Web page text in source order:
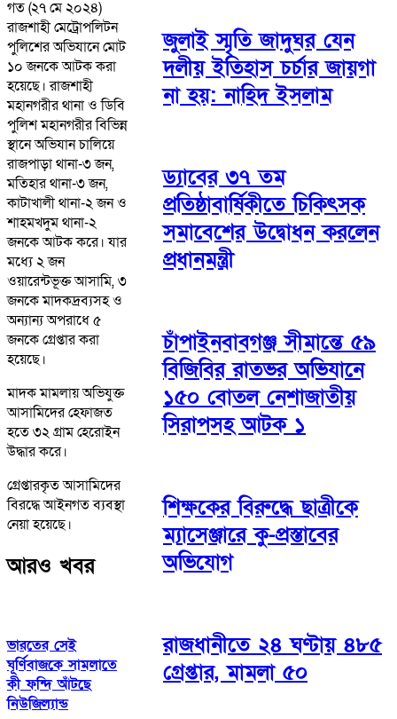
গত (২৭ মে ২০২৪)
রাজশাহী মেট্রোপলিটন
পুলিশের অভিযানে মোট
১০ জনকে আটক করা
হয়েছে। রাজশাহী
মহানগরীর থানা ও ডিবি
পুলিশ মহানগরীর বিভিন্ন
স্থানে অভিযান চালিয়ে
রাজপাড়া থানা-৩ জন,
মতিহার থানা-৩ জন,
কাটাখালী থানা-২ জন ও
শাহমখদুম থানা-২
জনকে আটক করে। যার
মধ্যে ২ জন
ওয়ারেন্টভূক্ত আসামি, ৩
জনকে মাদকদ্রব্যসহ ও
অন্যান্য অপরাধে ৫
জনকে গ্রেপ্তার করা
হয়েছে।
মাদক মামলায় অভিযুক্ত
আসামিদের হেফাজত
হতে ৩২ গ্রাম হেরোইন
উদ্ধার করে।
গ্রেপ্তারকৃত আসামিদের
বিরদ্ধে আইনগত ব্যবস্থা
নেয়া হয়েছে।
আরও খবর
ভারতের সেই
ঘূর্ণিবাজকে সামলাতে
কী ফন্দি আঁটছে
নিউজিল্যান্ড
জুলাই স্মৃতি জাদুঘর যেন
দলীয় ইতিহাস চর্চার জায়গা
না হয়: নাহিদ ইসলাম
ড্যাবের ৩৭ তম
প্রতিষ্ঠাবার্ষিকীতে চিকিৎসক
সমাবেশের উদ্বোধন করলেন
প্রধানমন্ত্রী
চাঁপাইনবাবগঞ্জ সীমান্তে ৫৯
বিজিবির রাতভর অভিযানে
১৫০ বোতল নেশাজাতীয়
সিরাপসহ আটক ১
শিক্ষকের বিরুদ্ধে ছাত্রীকে
ম্যাসেঞ্জারে কু-প্রস্তাবের
অভিযোগ
রাজধানীতে ২৪ ঘণ্টায় ৪৮৫
গ্রেপ্তার, মামলা ৫০